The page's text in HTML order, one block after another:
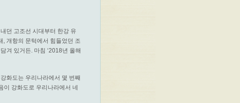
던 고조선 시대부터 한강 유
, 개항의 문턱에서 힘들었던 조
겨 있거든. 마침 ‘2018년 올해
화도는 우리나라에서 몇 번째
이 강화도로 우리나라에서 네